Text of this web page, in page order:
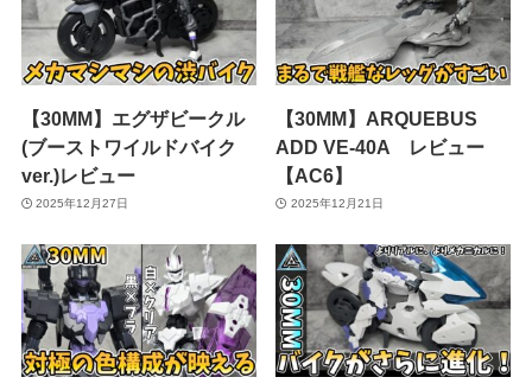
【30MM】エグザビークル
(ブーストワイルドバイク
ver.)レビュー
2025年12月27日
【30MM】ARQUEBUS
ADD VE-40A レビュー
【AC6】
2025年12月21日